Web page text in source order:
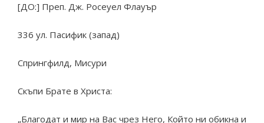
[ДО:] Преп. Дж. Росеуел Флауър
336 ул. Пасифик (запад)
Спрингфилд, Мисури
Скъпи Брате в Христа:
„Благодат и мир на Вас чрез Него, Който ни обикна и